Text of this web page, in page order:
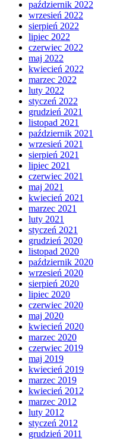
październik 2022
wrzesień 2022
sierpień 2022
lipiec 2022
czerwiec 2022
maj 2022
kwiecień 2022
marzec 2022
luty 2022
styczeń 2022
grudzień 2021
listopad 2021
październik 2021
wrzesień 2021
sierpień 2021
lipiec 2021
czerwiec 2021
maj 2021
kwiecień 2021
marzec 2021
luty 2021
styczeń 2021
grudzień 2020
listopad 2020
październik 2020
wrzesień 2020
sierpień 2020
lipiec 2020
czerwiec 2020
maj 2020
kwiecień 2020
marzec 2020
czerwiec 2019
maj 2019
kwiecień 2019
marzec 2019
kwiecień 2012
marzec 2012
luty 2012
styczeń 2012
grudzień 2011